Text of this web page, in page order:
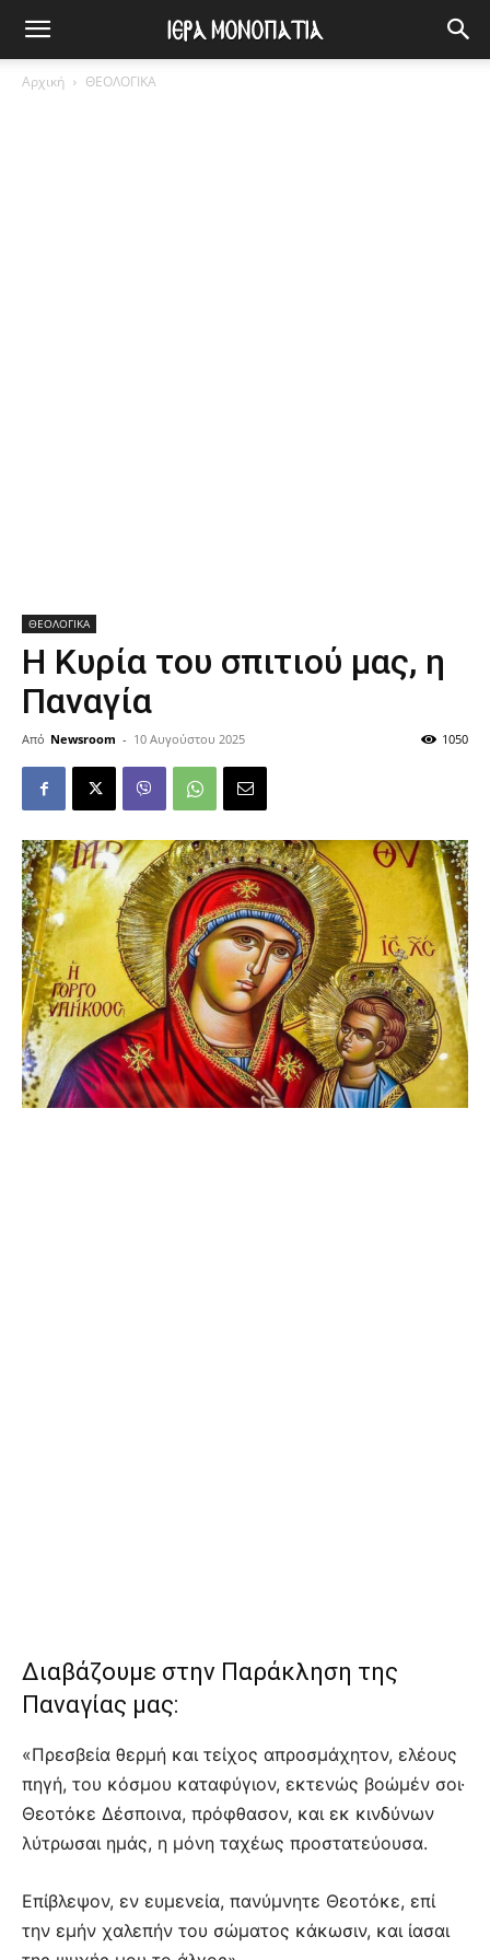
Αρχική ΘΕΟΛΟΓΙΚΑ
ΘΕΟΛΟΓΙΚΑ
Η Κυρία του σπιτιού μας, η
Παναγία
Από Newsroom - 10 Αυγούστου 2025 1050
Διαβάζουμε στην Παράκληση της
Παναγίας μας:
«Πρεσβεία θερμή και τείχος απροσμάχητον, ελέους
πηγή, του κόσμου καταφύγιον, εκτενώς βοώμέν σοι·
Θεοτόκε Δέσποινα, πρόφθασον, και εκ κινδύνων
λύτρωσαι ημάς, η μόνη ταχέως προστατεύουσα.
Επίβλεψον, εν ευμενεία, πανύμνητε Θεοτόκε, επί
την εμήν χαλεπήν του σώματος κάκωσιν, και ίασαι